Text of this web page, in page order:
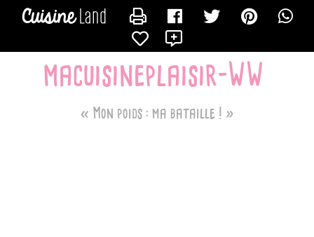
macuisineplaisir-WW
« Mon poids : ma bataille ! »
CONTACTER LORALIE